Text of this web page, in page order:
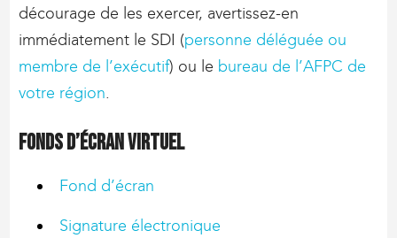
décourage de les exercer, avertissez-en
immédiatement le SDI (personne déléguée ou
membre de l’exécutif) ou le bureau de l’AFPC de
votre région.
Fonds d’écran virtuel
Fond d’écran
Signature électronique